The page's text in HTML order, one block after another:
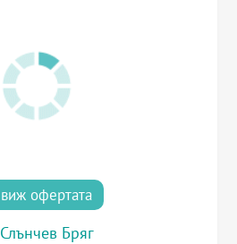
виж офертата
Слънчев Бряг